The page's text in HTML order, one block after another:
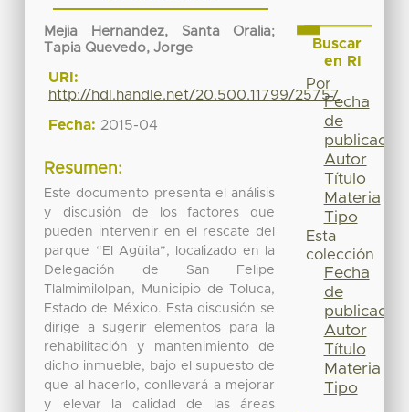
Mejia Hernandez, Santa Oralia;
Tapia Quevedo, Jorge
URI:
http://hdl.handle.net/20.500.11799/25757
Fecha: 2015-04
Resumen:
Este documento presenta el análisis
y discusión de los factores que
pueden intervenir en el rescate del
parque “El Agüita”, localizado en la
Delegación de San Felipe
Tlalmimilolpan, Municipio de Toluca,
Estado de México. Esta discusión se
dirige a sugerir elementos para la
rehabilitación y mantenimiento de
dicho inmueble, bajo el supuesto de
que al hacerlo, conllevará a mejorar
y elevar la calidad de las áreas
Buscar
en RI
Por
Fecha
de
publicación
Autor
Título
Materia
Tipo
Esta
colección
Fecha
de
publicación
Autor
Título
Materia
Tipo